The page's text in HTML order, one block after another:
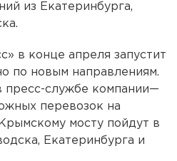
из Екатеринбурга,
в конце апреля запустит
по новым направлениям.
пресс-службе компании—
перевозок на
мосту пойдут в
Екатеринбурга и